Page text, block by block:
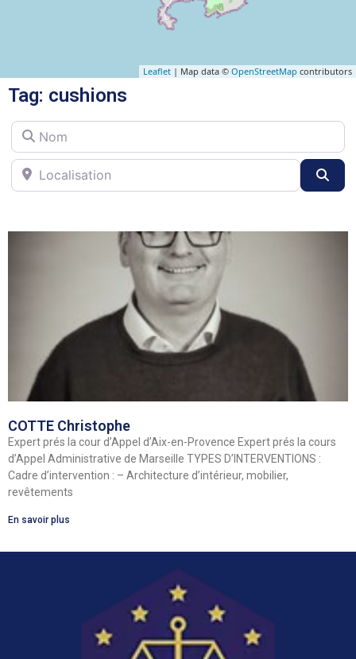
Leaflet | Map data © OpenStreetMap contributors
Tag: cushions
Nom
Localisation
COTTE Christophe
Expert prés la cour d’Appel d’Aix-en-Provence Expert prés la cours
d’Appel Administrative de Marseille TYPES D’INTERVENTIONS :
Cadre d’intervention : – Architecture d’intérieur, mobilier,
revêtements
En savoir plus